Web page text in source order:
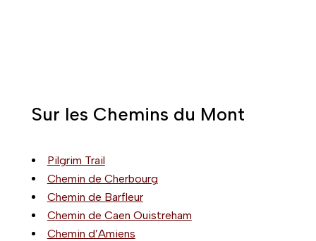
Sur les Chemins du Mont
Pilgrim Trail
Chemin de Cherbourg
Chemin de Barfleur
Chemin de Caen Ouistreham
Chemin d’Amiens